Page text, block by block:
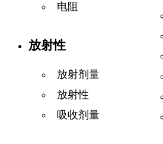
电阻
放射性
放射剂量
放射性
吸收剂量